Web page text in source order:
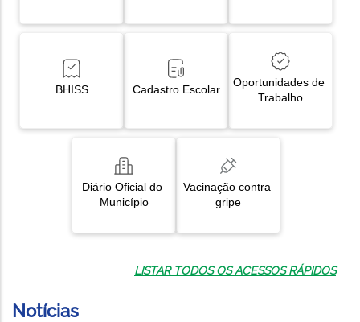
BHISS Cadastro Escolar
Oportunidades de
Trabalho
Diário Oficial do
Município
Vacinação contra
gripe
LISTAR TODOS OS ACESSOS RÁPIDOS
Notícias